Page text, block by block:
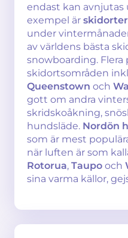
endast kan avnjutas
exempel är
under
av världens bästa
snowboarding. Flera
skidortsområden
Queenstown och
gott om andra
skridskoåkning,
hundsläde. Nordön
som är mest
när luften är som
Rotorua, Taupo och
sina varma källor,